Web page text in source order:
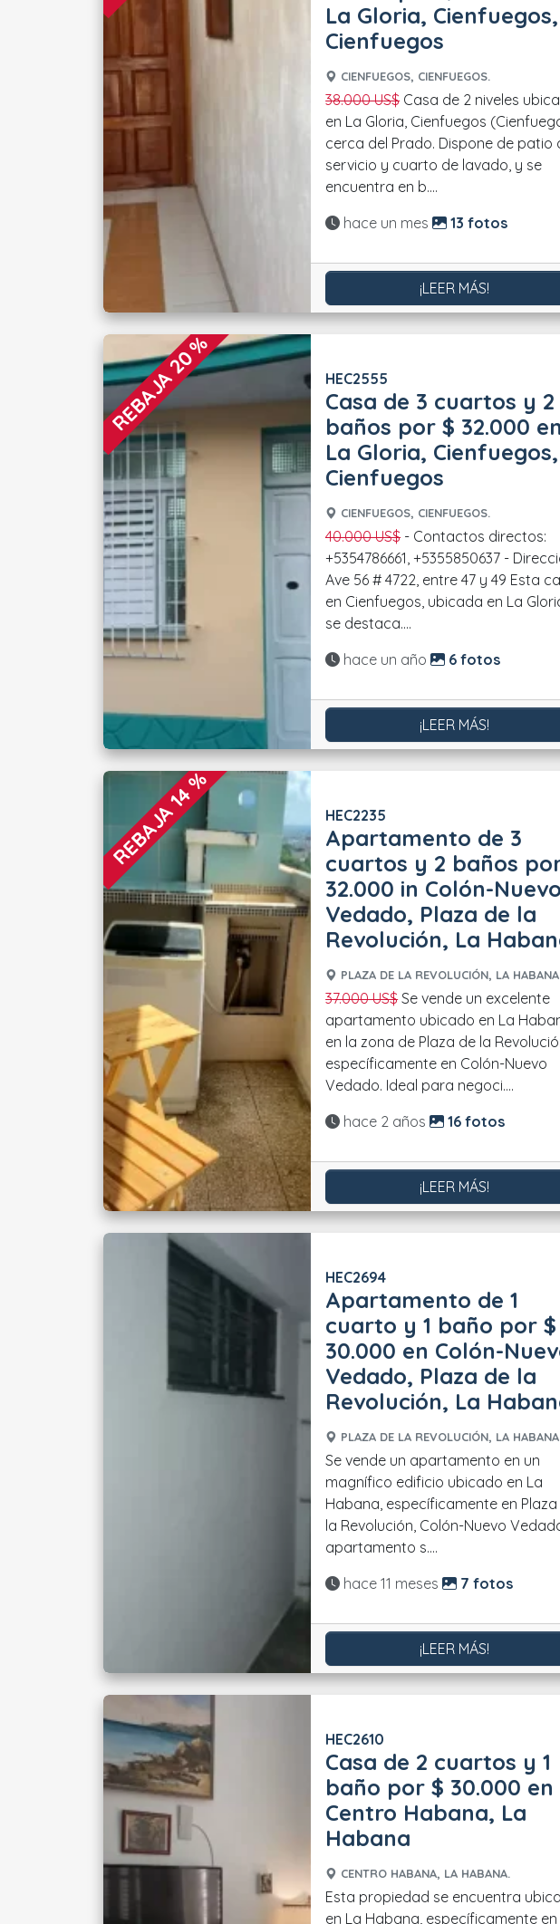
La Gloria, Cienfuegos,
Cienfuegos
CIENFUEGOS, CIENFUEGOS.
38.000 US$Casa de 2 niveles ubicada
en La Gloria, Cienfuegos
cerca del Prado. Dispone de patio
servicio y cuarto de lavado, y se
encuentra en b....
Actualizado:
hace un mes 13 fotos
¡LEER MÁS!
REBAJA 20 % HEC2555
Casa de 3 cuartos y 2
baños por $ 32.000 en
La Gloria, Cienfuegos,
Cienfuegos
CIENFUEGOS, CIENFUEGOS.
40.000 US$- Contactos directos:
+5354786661, +5355850637 -
Ave 56 # 4722, entre 47 y 49 Esta casa
en Cienfuegos, ubicada en La
se destaca....
Actualizado:
hace un año 6 fotos
¡LEER MÁS!
REBAJA 14 % HEC2235
Apartamento de 3
cuartos y 2 baños
32.000 in Colón-Nuevo
Vedado, Plaza de la
Revolución, La
PLAZA DE LA REVOLUCIÓN, LA HABANA.
37.000 US$Se vende un excelente
apartamento ubicado en La
en la zona de Plaza de la
específicamente en Colón-Nuevo
Vedado. Ideal para negoci....
Actualizado:
hace 2 años 16 fotos
¡LEER MÁS!
HEC2694
Apartamento de 1
cuarto y 1 baño por $
30.000 en Colón-
Vedado, Plaza de la
Revolución, La
PLAZA DE LA REVOLUCIÓN, LA HABANA.
Se vende un apartamento en un
magnífico edificio ubicado en La
Habana, específicamente en
la Revolución, Colón-Nuevo
apartamento s....
Actualizado:
hace 11 meses 7 fotos
¡LEER MÁS!
HEC2610
Casa de 2 cuartos y 1
baño por $ 30.000 en
Centro Habana, La
Habana
CENTRO HABANA, LA HABANA.
Esta propiedad se encuentra
en La Habana, específicamente en